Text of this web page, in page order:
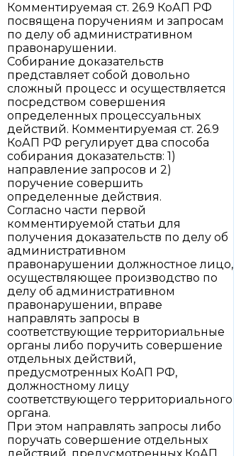
Комментируемая ст. 26.9 КоАП РФ
посвящена поручениям и запросам
по делу об административном
правонарушении.
Собирание доказательств
представляет собой довольно
сложный процесс и осуществляется
посредством совершения
определенных процессуальных
действий. Комментируемая ст. 26.9
КоАП РФ регулирует два способа
собирания доказательств: 1)
направление запросов и 2)
поручение совершить
определенные действия.
Согласно части первой
комментируемой статьи для
получения доказательств по делу об
административном
правонарушении должностное лицо,
осуществляющее производство по
делу об административном
правонарушении, вправе
направлять запросы в
соответствующие территориальные
органы либо поручить совершение
отдельных действий,
предусмотренных КоАП РФ,
должностному лицу
соответствующего территориального
органа.
При этом направлять запросы либо
поручать совершение отдельных